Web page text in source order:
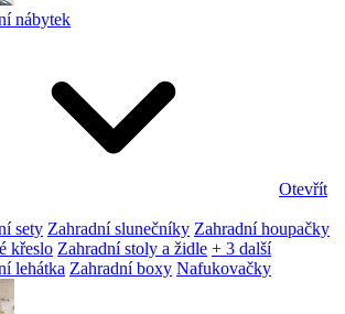
nábytek
Otevřít
sety Zahradní slunečníky Zahradní houpačky
křeslo Zahradní stoly a židle + 3 další
lehátka Zahradní boxy Nafukovačky